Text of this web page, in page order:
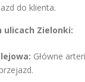
do klienta.
ulicach Zielonki:
Główne